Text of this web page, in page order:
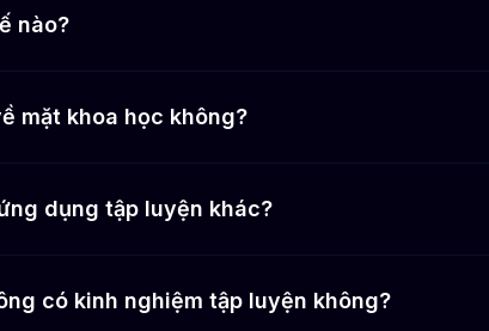
nào?
mặt khoa học không?
dụng tập luyện khác?
có kinh nghiệm tập luyện không?